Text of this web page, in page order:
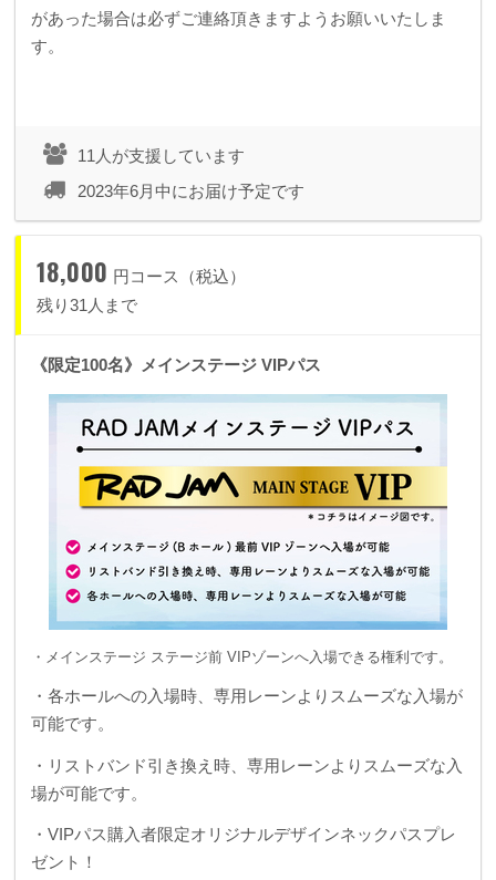
があった場合は必ずご連絡頂きますようお願いいたしま
す。
11人が支援しています
2023年6月中にお届け予定です
18,000 円コース（税込）
残り31人まで
《限定100名》メインステージ VIPパス
・メインステージ ステージ前 VIPゾーンへ入場できる権利です。
・各ホールへの入場時、専用レーンよりスムーズな入場が
可能です。
・リストバンド引き換え時、専用レーンよりスムーズな入
場が可能です。
・VIPパス購入者限定オリジナルデザインネックパスプレ
ゼント！